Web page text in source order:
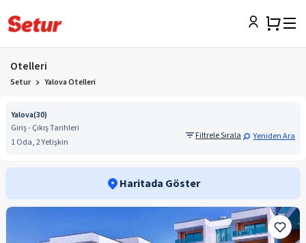
Otelleri
Setur Yalova Otelleri
Yalova(30)
Giriş - Çıkış Tarihleri
1 Oda, 2 Yetişkin
Filtrele Sırala Yeniden Ara
Haritada Göster